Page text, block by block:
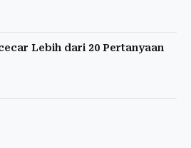
Lebih dari 20 Pertanyaan